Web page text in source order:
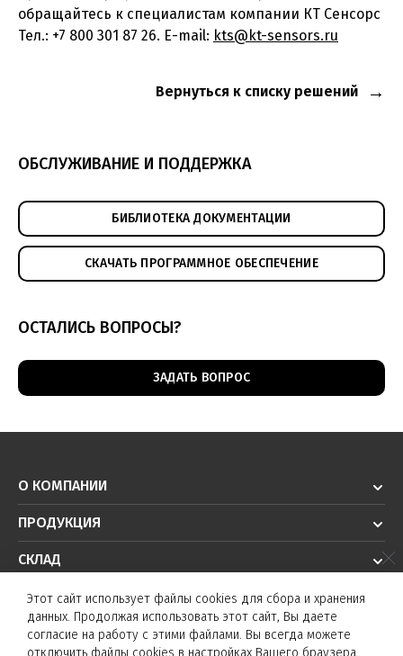
обращайтесь к специалистам компании КТ Сенсорс
Тел.: +7 800 301 87 26. E-mail: kts@kt-sensors.ru
Вернуться к списку решений
ОБСЛУЖИВАНИЕ И ПОДДЕРЖКА
БИБЛИОТЕКА ДОКУМЕНТАЦИИ
СКАЧАТЬ ПРОГРАММНОЕ ОБЕСПЕЧЕНИЕ
ОСТАЛИСЬ ВОПРОСЫ?
ЗАДАТЬ ВОПРОС
О КОМПАНИИ
ПРОДУКЦИЯ
СКЛАД
РЕШЕНИЯ
ТЕХПОДДЕРЖКА
Этот сайт использует файлы cookies для сбора и хранения
данных. Продолжая использовать этот сайт, Вы даете
согласие на работу с этими файлами. Вы всегда можете
отключить файлы cookies в настройках Вашего браузера.